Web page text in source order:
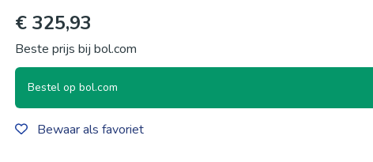
€ 325,93
Beste prijs bij bol.com
Bestel op bol.com
Bewaar als favoriet